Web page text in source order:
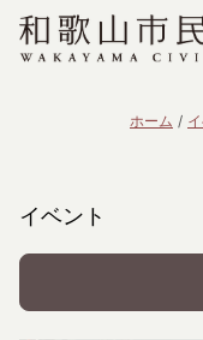
ホーム
イベント